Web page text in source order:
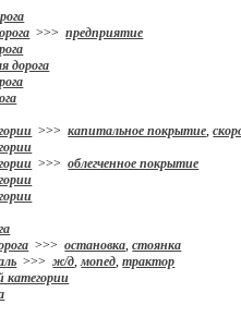
>>>предприятие
дорога
>>>капитальное покрытие,
>>>облегченное покрытие
>>>остановка,стоянка
>>>ж/д,мопед,трактор
категории